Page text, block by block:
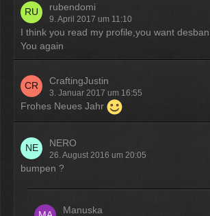
rubendomi
9. April 2017 um 11:10
I think you read my profile,you want
You again
CraftingJustin
3. Januar 2017 um 16:55
Frohes Neues Jahr
NERO
26. August 2016 um 20:05
bumpen ?
Manuska